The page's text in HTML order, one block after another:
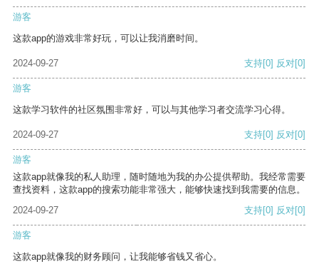
游客
这款app的游戏非常好玩，可以让我消磨时间。
2024-09-27 支持[0] 反对[0]
游客
这款学习软件的社区氛围非常好，可以与其他学习者交流学习心得。
2024-09-27 支持[0] 反对[0]
游客
这款app就像我的私人助理，随时随地为我的办公提供帮助。我经常需要
查找资料，这款app的搜索功能非常强大，能够快速找到我需要的信息。
2024-09-27
支持[0] 反对[0]
游客
这款app就像我的财务顾问，让我能够省钱又省心。